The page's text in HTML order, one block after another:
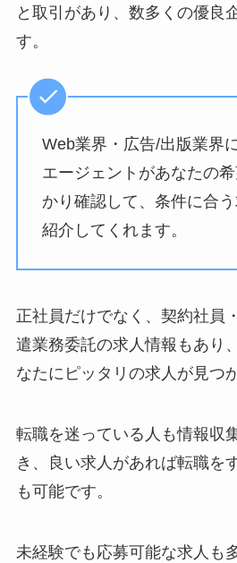
と取引があり、数多くの優良
す。
Web業界・広告/出版業界
エージェントがあなたの
かり確認して、条件に合
紹介してくれます。
正社員だけでなく、契約社員
遣業務委託の求人情報もあり
なたにピッタリの求人が見つ
転職を迷っている人も情報収
き、良い求人があれば転職を
も可能です。
未経験でも応募可能な求人も